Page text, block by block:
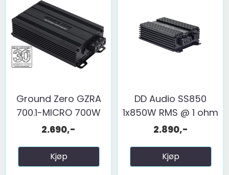
Ground Zero GZRA
700.1-MICRO 700W
@ 1 ...
2.690,-
Kjøp
DD Audio SS850
1x850W RMS @ 1 ohm
2.890,-
Kjøp